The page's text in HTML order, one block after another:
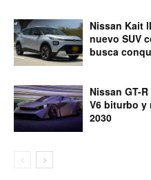
Nissan Kait
nuevo SUV
busca
Nissan GT-
V6 biturbo y
2030